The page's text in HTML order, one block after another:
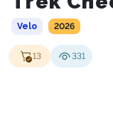
Velo 2026
13 331